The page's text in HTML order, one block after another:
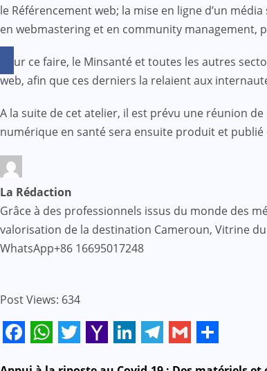
le Référencement web; la mise en ligne d’un
en webmastering et en community management,
Pour ce faire, le Minsanté et toutes les autres
web, afin que ces derniers la relaient aux
A la suite de cet atelier, il est prévu une réunion
numérique en santé sera ensuite produit et publié
La Rédaction
Grâce à des professionnels issus du monde des
valorisation de la destination Cameroun, Vitrine
WhatsApp+86 16695017248
Post Views: 634